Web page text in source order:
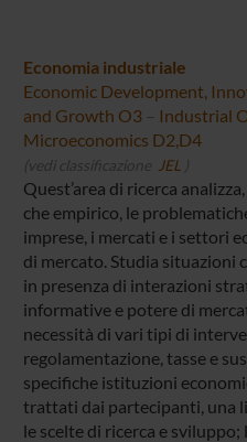
Economia industriale
Economic Development,
and Growth O3 – Industrial
Microeconomics D2,D4
(vedi classificazione JEL
Quest’area di ricerca
che empirico, le
imprese, i mercati e i settori
di mercato. Studia situazioni
in presenza di interazioni
informative e potere di
necessità di vari tipi di
regolamentazione, tasse e
specifiche istituzioni
trattati dai partecipanti, una
le scelte di ricerca e